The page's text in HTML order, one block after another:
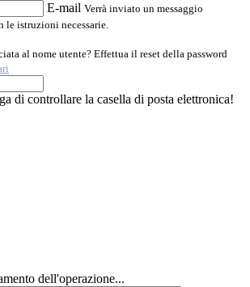
E-mail Verrà inviato un messaggio
istruzioni necessarie.
al nome utente? Effettua il reset della password
di controllare la casella di posta elettronica!
dell'operazione...